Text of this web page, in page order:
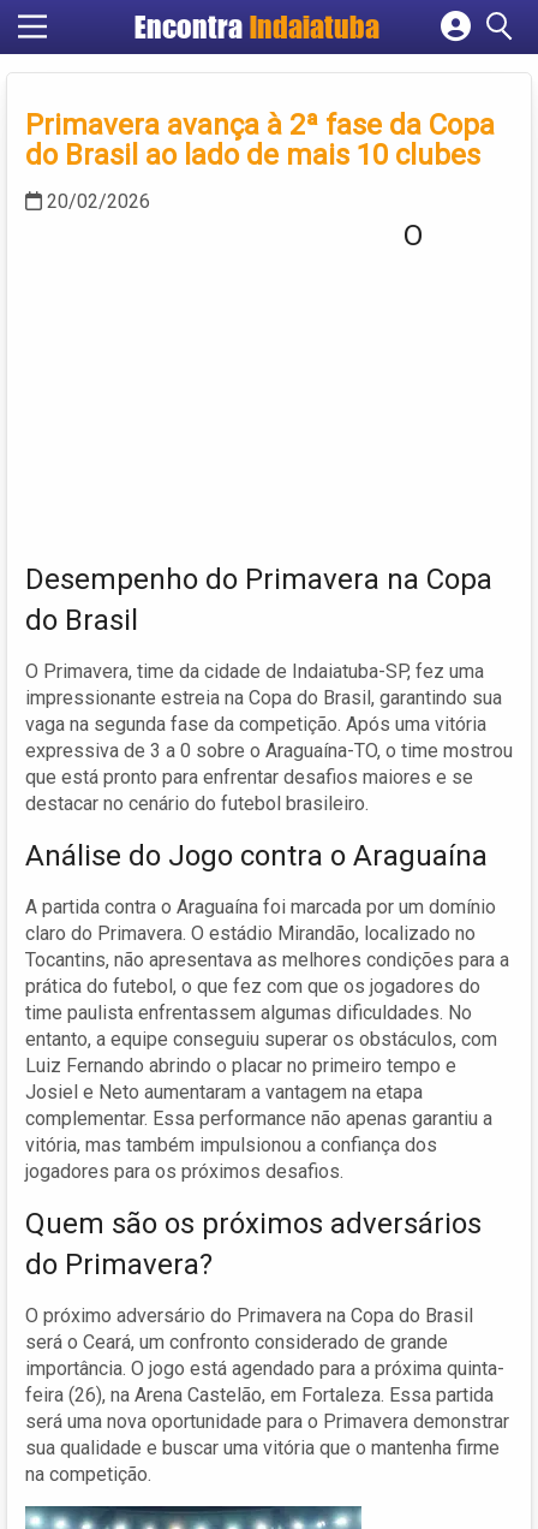
Encontra Indaiatuba
Cadastrar empresa
Criar conta
Primavera avança à 2ª fase da Copa
do Brasil ao lado de mais 10 clubes
20/02/2026
O
Desempenho do Primavera na Copa
do Brasil
O Primavera, time da cidade de Indaiatuba-SP, fez uma
impressionante estreia na Copa do Brasil, garantindo sua
vaga na segunda fase da competição. Após uma vitória
expressiva de 3 a 0 sobre o Araguaína-TO, o time mostrou
que está pronto para enfrentar desafios maiores e se
destacar no cenário do futebol brasileiro.
Análise do Jogo contra o Araguaína
A partida contra o Araguaína foi marcada por um domínio
claro do Primavera. O estádio Mirandão, localizado no
Tocantins, não apresentava as melhores condições para a
prática do futebol, o que fez com que os jogadores do
time paulista enfrentassem algumas dificuldades. No
entanto, a equipe conseguiu superar os obstáculos, com
Luiz Fernando abrindo o placar no primeiro tempo e
Josiel e Neto aumentaram a vantagem na etapa
complementar. Essa performance não apenas garantiu a
vitória, mas também impulsionou a confiança dos
jogadores para os próximos desafios.
Quem são os próximos adversários
do Primavera?
O próximo adversário do Primavera na Copa do Brasil
será o Ceará, um confronto considerado de grande
importância. O jogo está agendado para a próxima quinta-
feira (26), na Arena Castelão, em Fortaleza. Essa partida
será uma nova oportunidade para o Primavera demonstrar
sua qualidade e buscar uma vitória que o mantenha firme
na competição.